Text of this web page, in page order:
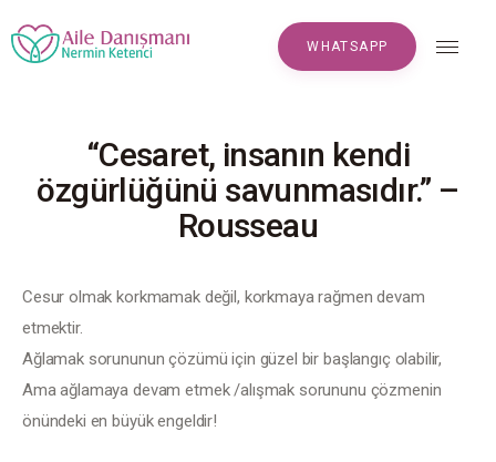
WHATSAPP
Anasayfa
Hakkımızda
Yorumlar
“Cesaret, insanın kendi
özgürlüğünü savunmasıdır.” –
Rousseau
Cesur olmak korkmamak değil, korkmaya rağmen devam
etmektir.
Ağlamak sorununun çözümü için güzel bir başlangıç olabilir,
Ama ağlamaya devam etmek /alışmak sorununu çözmenin
önündeki en büyük engeldir!